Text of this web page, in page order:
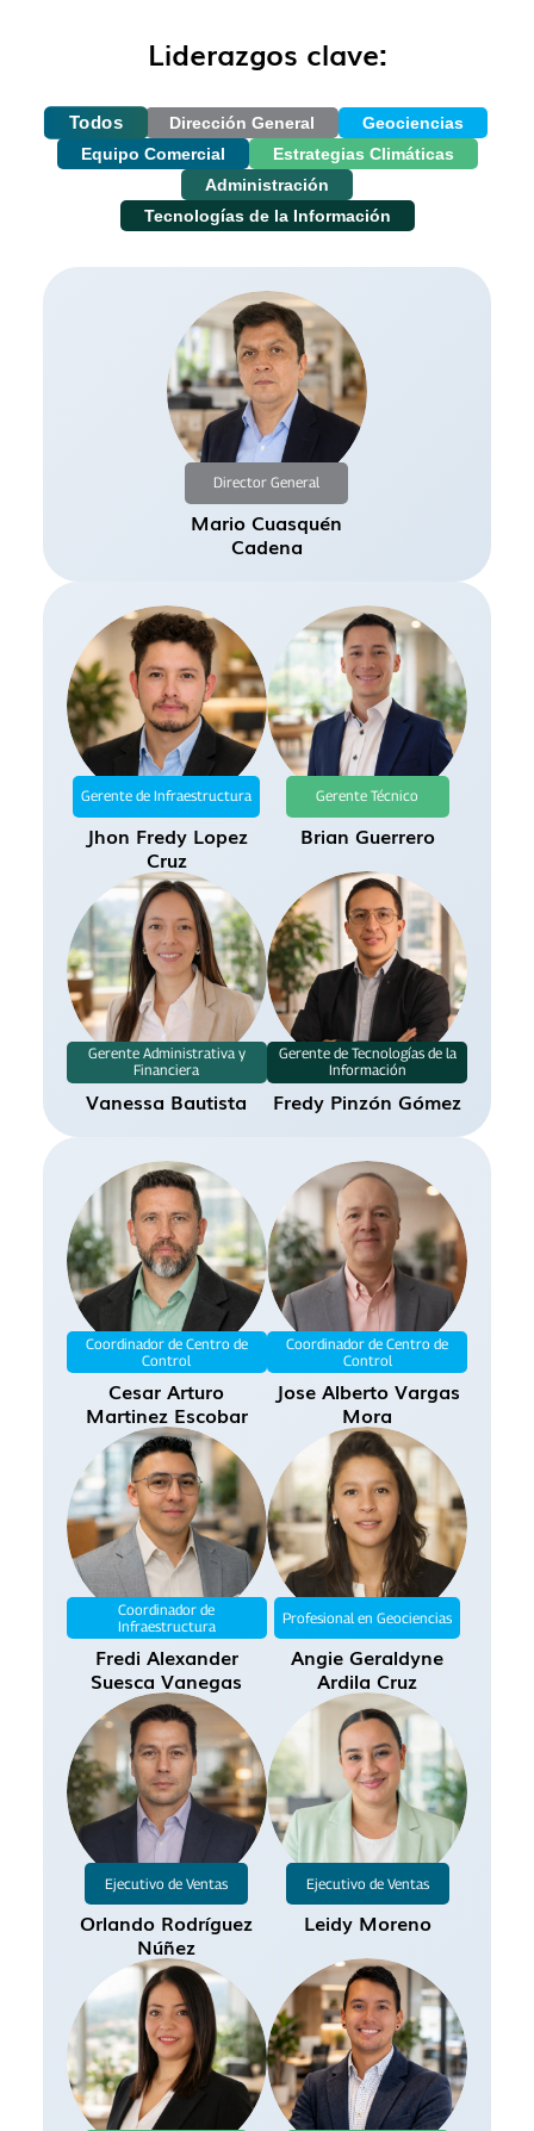
Liderazgos clave:
Todos Dirección General
Geociencias
Equipo Comercial
Estrategias Climáticas
Administración
Tecnologías de la Información
Director General
Mario Cuasquén
Cadena
Gerente de Infraestructura
Jhon Fredy Lopez
Cruz
brian.guerrero@canalclima.com
Gerente Técnico
Brian Guerrero
vanessa.bautista@canalclima.com
Gerente Administrativa y
Financiera
Vanessa Bautista
fredy.pinzon@canalclima.com
Gerente de Tecnologías de la
Información
Fredy Pinzón Gómez
cesar.martinez@canalclima.com
Coordinador de Centro de
Control
Cesar Arturo
Martinez Escobar
Coordinador de Centro de
Control
Jose Alberto Vargas
Mora
fredi.suesca@canalclima.com
Coordinador de
Infraestructura
Fredi Alexander
Suesca Vanegas
Profesional en Geociencias
Angie Geraldyne
Ardila Cruz
Ejecutivo de Ventas
Orlando Rodríguez
Núñez
Ejecutivo de Ventas
Leidy Moreno